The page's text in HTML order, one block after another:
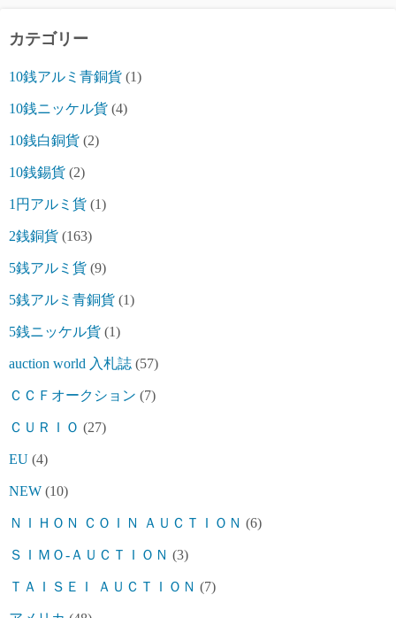
カテゴリー
10銭アルミ青銅貨 (1)
10銭ニッケル貨 (4)
10銭白銅貨 (2)
10銭錫貨 (2)
1円アルミ貨 (1)
2銭銅貨 (163)
5銭アルミ貨 (9)
5銭アルミ青銅貨 (1)
5銭ニッケル貨 (1)
auction world 入札誌 (57)
ＣＣＦオークション (7)
ＣＵＲＩＯ (27)
EU (4)
NEW (10)
ＮＩＨＯＮ ＣＯＩＮ ＡＵＣＴＩＯＮ (6)
ＳＩＭＯ-ＡＵＣＴＩＯＮ (3)
ＴＡＩＳＥＩ ＡＵＣＴＩＯＮ (7)